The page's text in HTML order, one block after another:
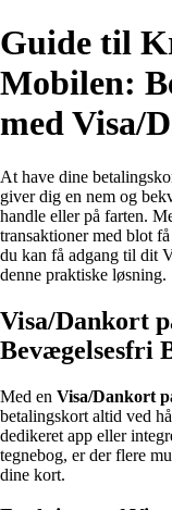
Guide til
Mobilen:
med Visa/
At have dine
giver dig en nem og
handle eller på farten.
transaktioner med blot
du kan få adgang til dit
denne praktiske løsning.
Visa/Dankort
Bevægelsesfri
Med en Visa/Dankort
betalingskort altid ved
dedikeret app eller
tegnebog, er der flere
dine kort.